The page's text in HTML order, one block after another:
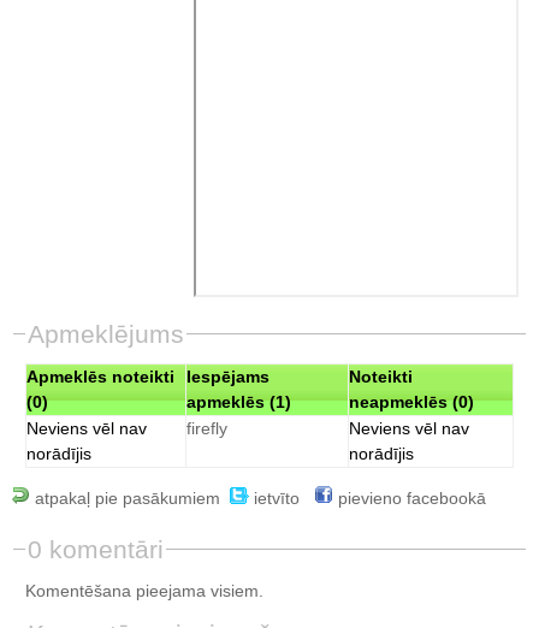
Apmeklējums
Apmeklēs noteikti
(0)
Iespējams
apmeklēs (1)
Noteikti
neapmeklēs (0)
Neviens vēl nav
norādījis
firefly
Neviens vēl nav
norādījis
atpakaļ pie pasākumiem ietvīto pievieno facebookā
0 komentāri
Komentēšana pieejama visiem.